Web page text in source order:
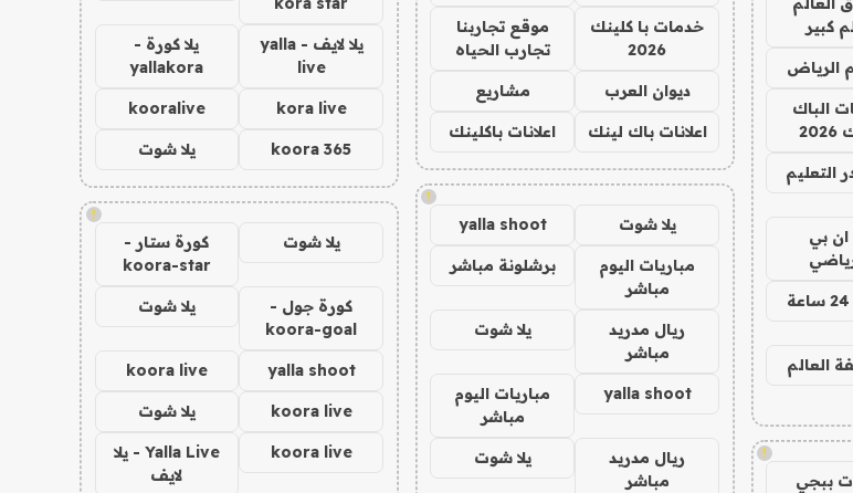
كبير
الرياض
الباك
التعليم
ان بي
العالم
!
ببجي
خدمات با كلينك
2026
موقع تجاربنا
تجارب الحياه
ديوان العرب مشاريع
اعلانات باك لينك اعلانات باكلينك
!
يلا شوت yalla shoot
مباريات اليوم
مباشر
برشلونة مباشر
ريال مدريد
مباشر
يلا شوت
yalla shoot
مباريات اليوم
مباشر
ريال مدريد
مباشر
يلا شوت
يلا لايف - yalla
live
يلا كورة -
yallakora
kora live
kooralive
koora 365 يلا شوت
!
يلا شوت
كورة ستار -
koora-star
كورة جول -
koora-goal
يلا شوت
yalla shoot
koora live
koora live يلا شوت
koora live
Yalla Live - يلا
لايف